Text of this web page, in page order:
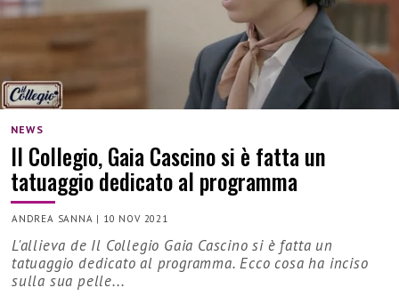
NEWS
Il Collegio, Gaia Cascino si è fatta un
tatuaggio dedicato al programma
ANDREA SANNA | 10 NOV 2021
L'allieva de Il Collegio Gaia Cascino si è fatta un
tatuaggio dedicato al programma. Ecco cosa ha inciso
sulla sua pelle...